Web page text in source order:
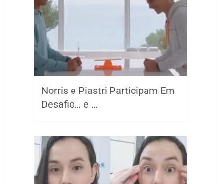
Norris e Piastri Participam Em
Desafio… e …